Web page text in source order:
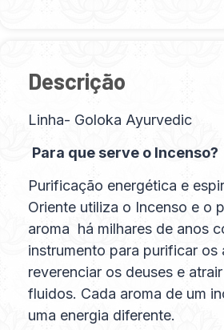
Descrição
Linha- Goloka Ayurvedic
Para que serve o Incenso?
Purificação energética e
Oriente utiliza o Incenso e o
aroma há milhares de anos
instrumento para purificar os
reverenciar os deuses e
fluidos. Cada aroma de um
uma energia diferente.